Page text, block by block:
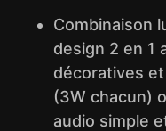
Combinaison
design 2 en 1
décoratives et
(3W chacun)
audio simple